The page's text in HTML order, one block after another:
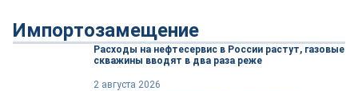
Импортозамещение
Расходы на нефтесервис в России растут, газовые
скважины вводят в два раза реже
2 августа 2026